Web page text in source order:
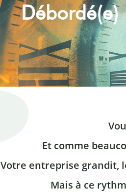
Débordé(e)
Et comme
Votre entreprise grandit,
Mais à ce